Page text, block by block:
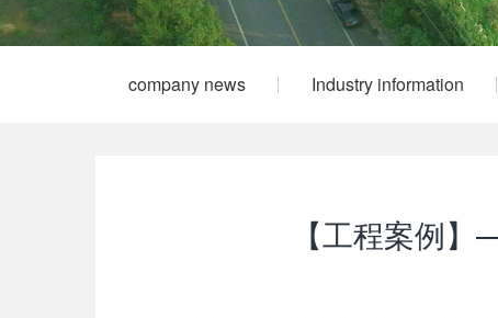
company news Industry information
【工程案例